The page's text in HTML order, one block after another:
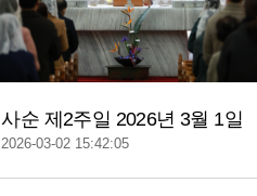
사순 제2주일 2026년 3월 1일
2026-03-02 15:42:05